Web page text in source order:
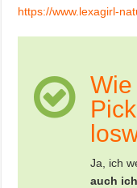
https://www.lexagirl-
Ja, ich
auch